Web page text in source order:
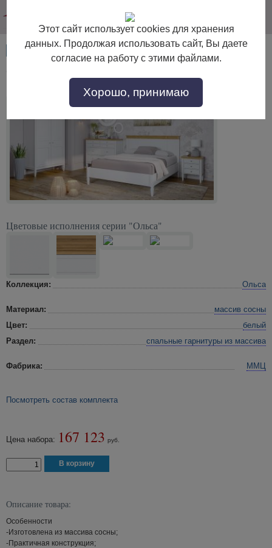
Артикул: 54123
Цветовые исполнения серии "Ольса"
Коллекция: Ольса
Материал:
массив сосны
Цвет:
белый
Раздел:
спальные гарнитуры из массива
Фабрика: ММЦ
Посмотреть состав комплекта
Цена набора: 167 123 руб.
Описание товара:
Особенности
-Изготовлена из массива сосны;
-Практичная конструкция;
Этот сайт использует cookies для хранения
данных. Продолжая использовать сайт, Вы даете
согласие на работу с этими файлами.
Хорошо, принимаю